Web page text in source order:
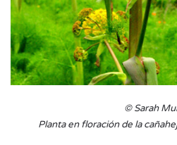
© Sarah
Planta en floración de la